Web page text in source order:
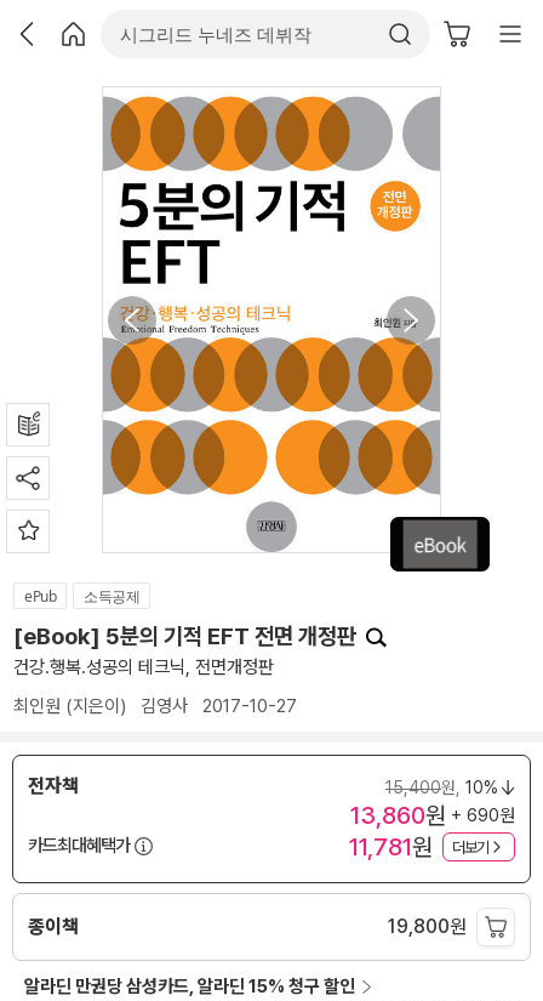
ePub 소득공제
[eBook] 5분의 기적 EFT 전면 개정판
건강.행복.성공의 테크닉, 전면개정판
최인원 (지은이) 김영사 2017-10-27
전자책 15,400원, 10%
13,860원 + 690원
카드최대혜택가
11,781원 더보기
종이책 19,800원
알라딘 만권당 삼성카드, 알라딘 15% 청구 할인